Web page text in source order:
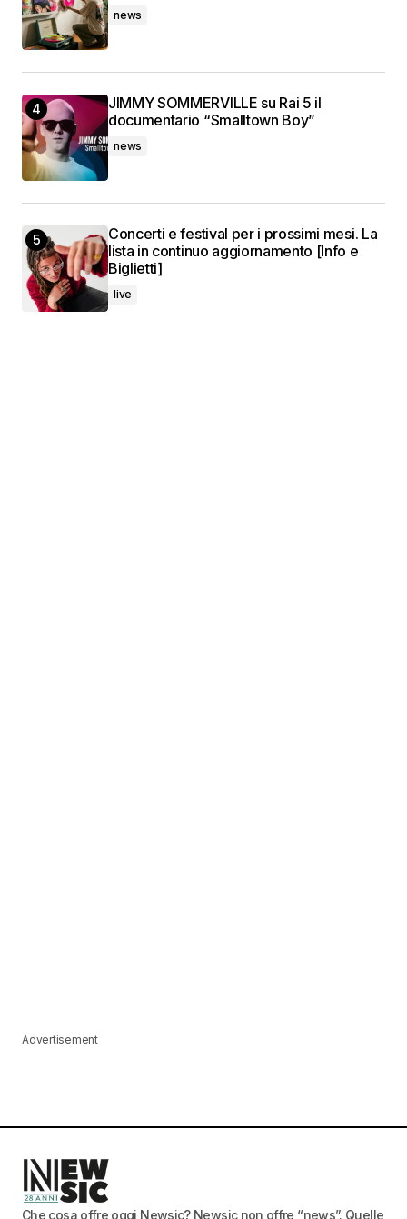
news
JIMMY SOMMERVILLE su Rai 5 il
documentario “Smalltown Boy”
news
Concerti e festival per i prossimi mesi. La
lista in continuo aggiornamento [Info e
Biglietti]
live
Advertisement
Che cosa offre oggi Newsic? Newsic non offre “news”. Quelle